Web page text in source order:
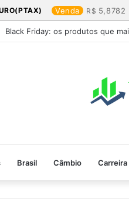
Venda 5,8782
Black Friday: os produtos que
Brasil Câmbio Carreira